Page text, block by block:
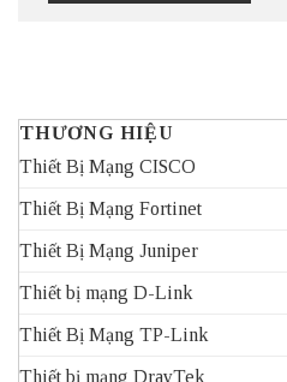
THƯƠNG HIỆU
Thiết Bị Mạng CISCO
Thiết Bị Mạng Fortinet
Thiết Bị Mạng Juniper
Thiết bị mạng D-Link
Thiết Bị Mạng TP-Link
Thiết bị mạng DrayTek